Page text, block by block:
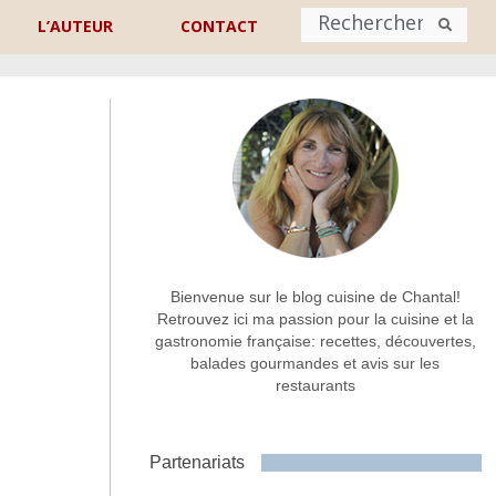
L’AUTEUR CONTACT
Nom
Commentaire ou message *
Bienvenue sur le blog cuisine de Chantal!
Retrouvez ici ma passion pour la cuisine et la
gastronomie française: recettes, découvertes,
balades gourmandes et avis sur les
restaurants
Partenariats